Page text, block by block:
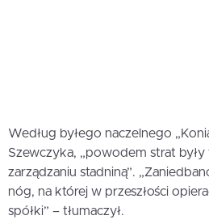
Według byłego naczelnego
Szewczyka, „powodem strat
zarządzaniu stadniną”.
nóg, na której w przeszłości
spółki” – tłumaczył.